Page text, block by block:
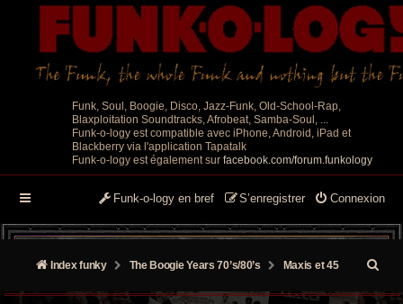
Funk, Soul, Boogie, Disco, Jazz-Funk, Old-School-Rap,
Blaxploitation Soundtracks, Afrobeat, Samba-Soul, ...
Funk-o-logy est compatible avec iPhone, Android, iPad et
Blackberry via l'application Tapatalk
Funk-o-logy est également sur facebook.com/forum.funkology
Connexion
S’enregistrer
Funk-o-logy en bref
Index funky The Boogie Years 70’s/80’s Maxis et 45
e